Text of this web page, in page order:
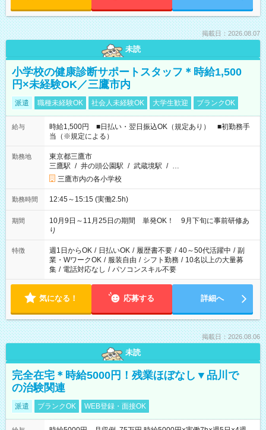
掲載日：2026.08.07
未読
小学校の健康診断サポートスタッフ＊時給1,500
円×未経験OK／三鷹市内
派遣 職種未経験OK 社会人未経験OK 大学生歓迎 ブランクOK
給与
時給1,500円 ■日払い・翌日振込OK（規定あり） ■初勤務手
当（※規定による）
勤務地
東京都三鷹市
三鷹駅 / 井の頭公園駅 / 武蔵境駅 / …
三鷹市内の各小学校
勤務時間 12:45～15:15 (実働2.5h)
期間
10月9日～11月25日の期間 単発OK！ 9月下旬に事前研修あ
り
特徴 週1日からOK / 日払いOK / 履歴書不要 / 40～50代活躍中 / 副
業・WワークOK / 服装自由 / シフト勤務 / 10名以上の大量募
集 / 電話対応なし / パソコンスキル不要
気になる！ 応募する 詳細へ
掲載日：2026.08.06
未読
完全在宅＊時給5000円！残業ほぼなし▼品川で
の治験関連
派遣 ブランクOK WEB登録・面接OK